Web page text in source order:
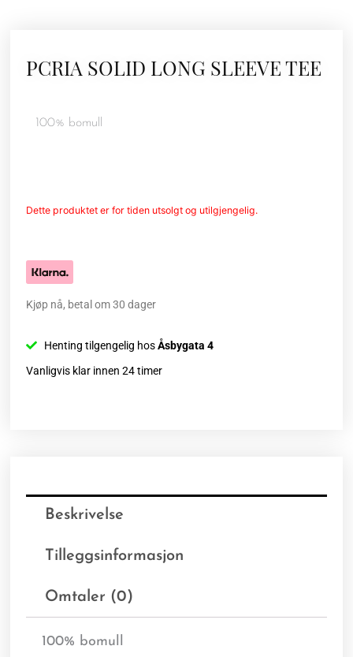
PCRIA SOLID LONG SLEEVE TEE
100% bomull
Dette produktet er for tiden utsolgt og utilgjengelig.
Kjøp nå, betal om 30 dager
Henting tilgengelig hosÅsbygata 4
Vanligvis klar innen 24 timer
Beskrivelse
Tilleggsinformasjon
Omtaler (0)
100% bomull